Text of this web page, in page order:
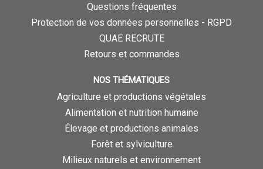
Questions fréquentes
Protection de vos données personnelles - RGPD
QUAE RECRUTE
Retours et commandes
NOS THÉMATIQUES
Agriculture et productions végétales
Alimentation et nutrition humaine
Élevage et productions animales
Forêt et sylviculture
Milieux naturels et environnement